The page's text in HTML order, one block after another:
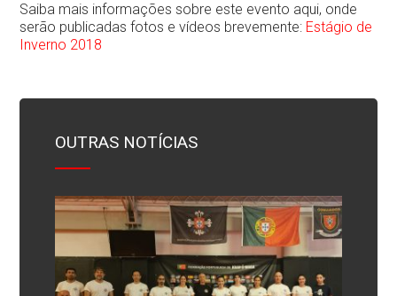
Saiba mais informações sobre este evento aqui, onde
serão publicadas fotos e vídeos brevemente: Estágio de
Inverno 2018
OUTRAS NOTÍCIAS